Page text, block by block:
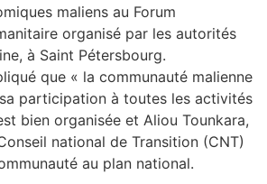
maliens au Forum
organisé par les autorités
à Saint Pétersbourg.
que « la communauté malienne
participation à toutes les activités
bien organisée et Aliou Tounkara,
national de Transition (CNT)
au plan national.